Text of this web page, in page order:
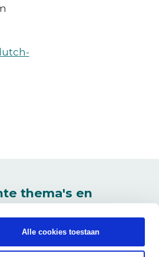
Alle cookies toestaan
thema's en
Onderweg